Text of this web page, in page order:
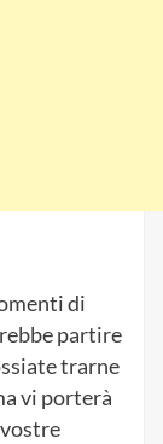
di
partire
trarne
vi porterà